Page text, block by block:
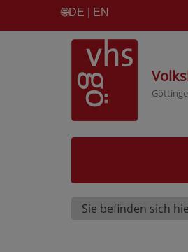
🌐DE | EN
Sie befinden sich